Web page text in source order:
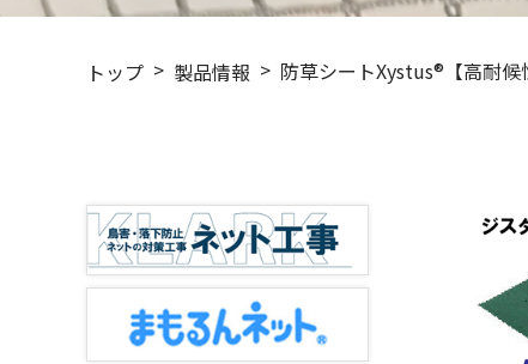
トップ 製品情報 防草シートXystus®【高耐